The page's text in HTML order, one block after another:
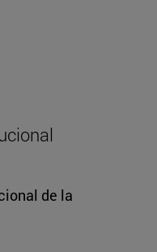
de la